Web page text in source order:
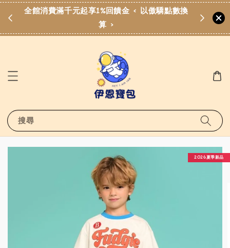
全館消費滿千元起享1%回饋金 < 以傲驕點數換
算 >
搜尋
2026夏季新品